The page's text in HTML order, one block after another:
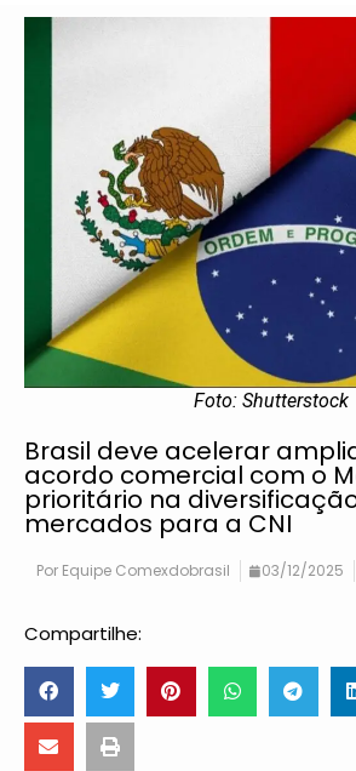
Foto: Shutterstock
Brasil deve acelerar
acordo comercial com o
prioritário na
mercados para a CNI
Por Equipe Comexdobrasil 03/12/2025
Compartilhe: